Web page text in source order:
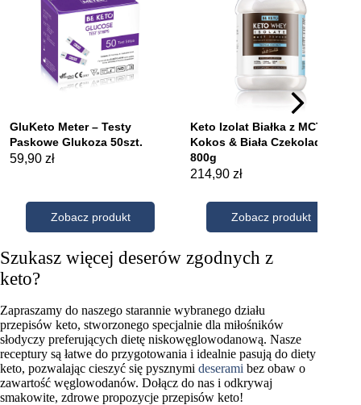
Szukasz więcej deserów zgodnych z
keto?
Zapraszamy do naszego starannie wybranego działu
przepisów keto, stworzonego specjalnie dla miłośników
słodyczy preferujących dietę niskowęglowodanową. Nasze
receptury są łatwe do przygotowania i idealnie pasują do diety
keto, pozwalając cieszyć się pysznymi deserami bez obaw o
zawartość węglowodanów. Dołącz do nas i odkrywaj
smakowite, zdrowe propozycje przepisów keto!